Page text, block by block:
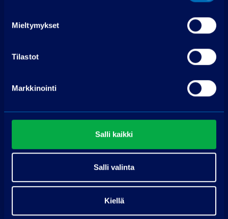
Mieltymykset
Tilastot
Markkinointi
Salli kaikki
Salli valinta
Kiellä